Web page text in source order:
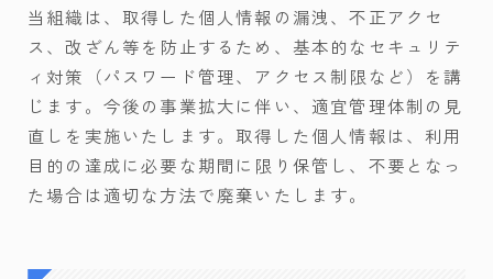
当組織は、取得した個人情報の漏洩、不正アクセ
ス、改ざん等を防止するため、基本的なセキュリテ
ィ対策（パスワード管理、アクセス制限など）を講
じます。今後の事業拡大に伴い、適宜管理体制の見
直しを実施いたします。取得した個人情報は、利用
目的の達成に必要な期間に限り保管し、不要となっ
た場合は適切な方法で廃棄いたします。